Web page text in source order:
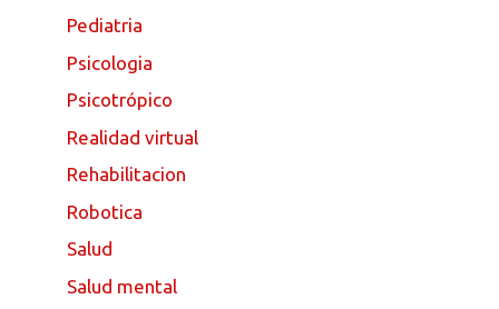
Pediatria
Psicologia
Psicotrópico
Realidad virtual
Rehabilitacion
Robotica
Salud
Salud mental